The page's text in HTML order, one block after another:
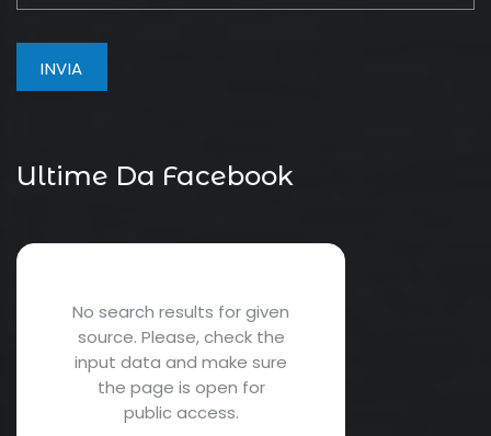
Ultime Da Facebook
No search results for given
source. Please, check the
input data and make sure
the page is open for
public access.